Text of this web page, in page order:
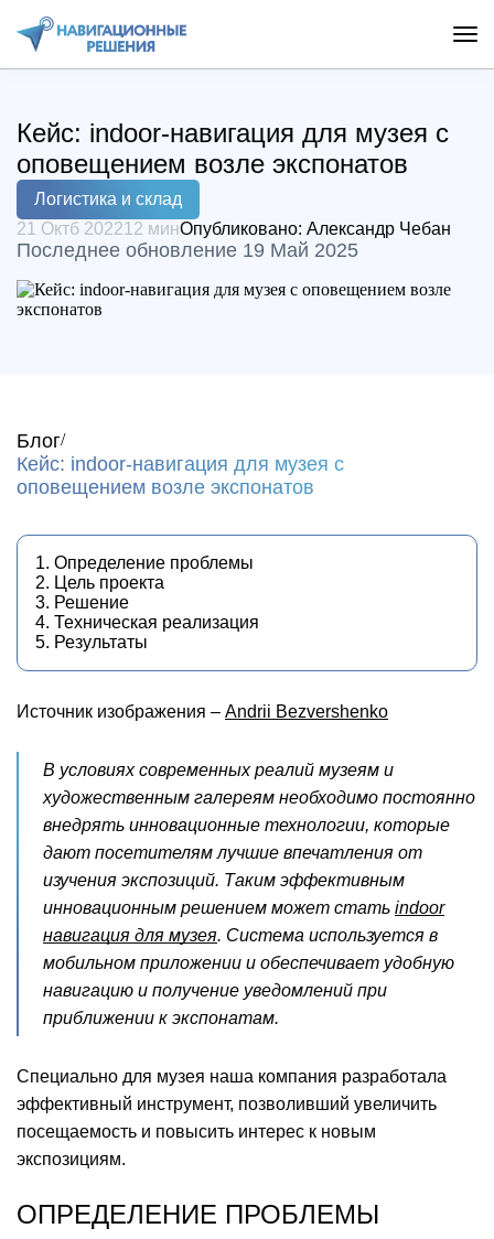
Логистика и склад
21 Октб 202212 минОпубликовано: Александр Чебан
Последнее обновление 19 Май 2025
Кейс: indoor-навигация для музея с
оповещением возле экспонатов
Блог
Кейс: indoor-навигация для музея с
оповещением возле экспонатов
1. Определение проблемы
2. Цель проекта
3. Решение
4. Техническая реализация
5. Результаты
Источник изображения – Andrii Bezvershenko
В условиях современных реалий музеям и
художественным галереям необходимо постоянно
внедрять инновационные технологии, которые
дают посетителям лучшие впечатления от
изучения экспозиций. Таким эффективным
инновационным решением может стать indoor
навигация для музея. Система используется в
мобильном приложении и обеспечивает удобную
навигацию и получение уведомлений при
приближении к экспонатам.
Специально для музея наша компания разработала
эффективный инструмент, позволивший увеличить
посещаемость и повысить интерес к новым
экспозициям.
ОПРЕДЕЛЕНИЕ ПРОБЛЕМЫ